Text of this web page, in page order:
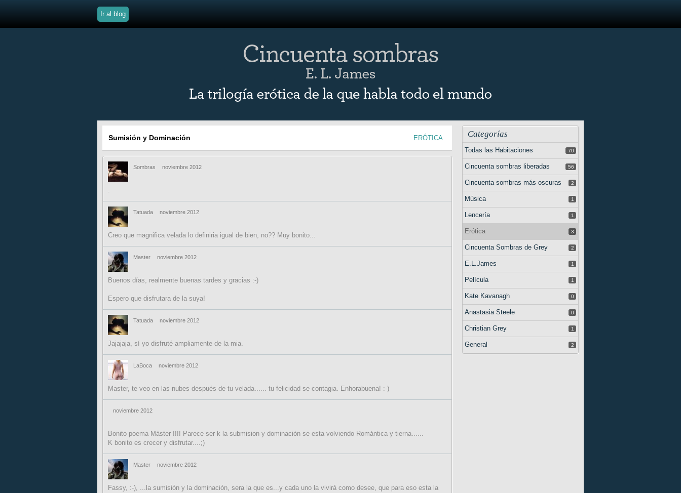
Ir al blog
ERÓTICA
Sumisión y Dominación
Sombras noviembre 2012
.
Tatuada noviembre 2012
Creo que magnifica velada lo definiria igual de bien, no?? Muy bonito...
Master noviembre 2012
Buenos días, realmente buenas tardes y gracias :-)
Espero que disfrutara de la suya!
Tatuada noviembre 2012
Jajajaja, sí yo disfruté ampliamente de la mia.
LaBoca noviembre 2012
Master, te veo en las nubes después de tu velada...... tu felicidad se contagia. Enhorabuena! :-)
noviembre 2012
Bonito poema Màster !!!! Parece ser k la submision y dominación se esta volviendo Romántica y tierna......
K bonito es crecer y disfrutar....;)
Master noviembre 2012
Fassy, :-), ...la sumisión y la dominación, sera la que es...y cada uno la vivirá como desee, que para eso esta la
Categorías
Todas las Habitaciones 70
Cincuenta sombras liberadas 56
Cincuenta sombras más oscuras 2
Música 1
Lencería 1
Erótica 3
Cincuenta Sombras de Grey 2
E.L.James 1
Película 1
Kate Kavanagh 0
Anastasia Steele 0
Christian Grey 1
General 2